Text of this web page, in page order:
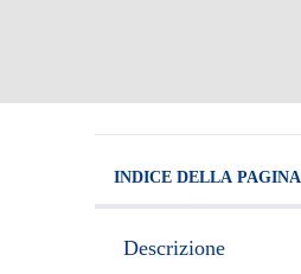
INDICE DELLA PAGINA
Descrizione